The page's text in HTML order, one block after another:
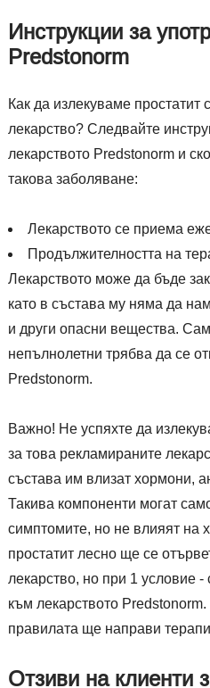
Инструкции за
Predstonorm
Как да излекуваме простатит
лекарство? Следвайте
лекарството Predstonorm и
такова заболяване:
Лекарството се приема
Продължителността на
Лекарството може да бъде
като в състава му няма да
и други опасни вещества.
непълнолетни трябва да се
Predstonorm.
Важно! Не успяхте да
за това рекламираните
състава им влизат хормони,
Такива компоненти могат
симптомите, но не влияят на
простатит лесно ще се
лекарство, но при 1 условие -
към лекарството
правилата ще направи
Отзиви на клиенти